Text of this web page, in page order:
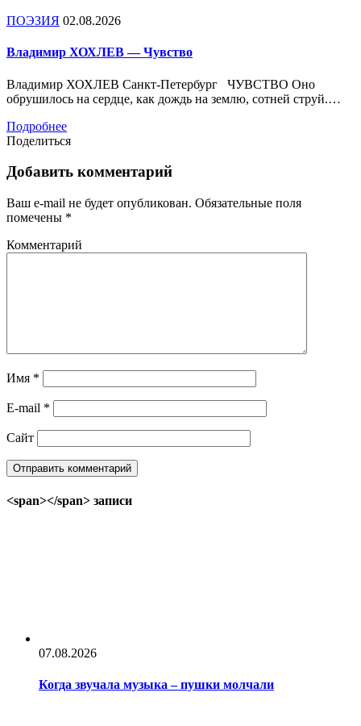
ПОЭЗИЯ 02.08.2026
Владимир ХОХЛЕВ — Чувство
Владимир ХОХЛЕВ Санкт-Петербург ЧУВСТВО Оно
обрушилось на сердце, как дождь на землю, сотней струй.…
Подробнее
Поделиться
Добавить комментарий
Ваш e-mail не будет опубликован. Обязательные поля
помечены *
Комментарий
Имя *
E-mail *
Сайт
<span></span> записи
07.08.2026
Когда звучала музыка – пушки молчали